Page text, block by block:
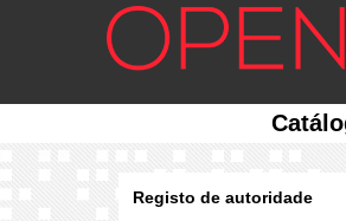
Registo de autoridade